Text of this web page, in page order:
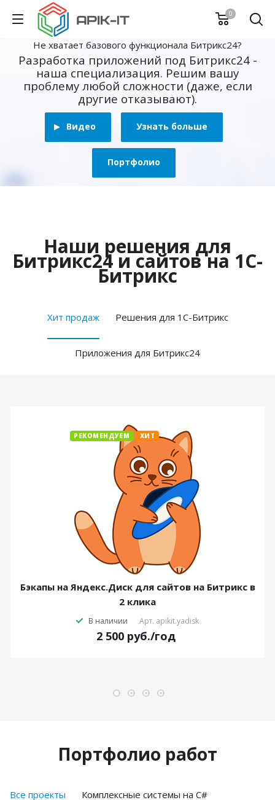
0
Не хватает базового функционала Битрикс24?
Разработка приложений под Битрикс24 -
наша специализация. Решим вашу
проблему любой сложности (даже, если
другие отказывают).
Видео Узнать больше
Портфолио
Наши решения для
Битрикс24 и сайтов на 1С-
Битрикс
Хит продаж Решения для 1С-Битрикс
Приложения для Битрикс24
РЕКОМЕНДУЕМ ХИТ
Бэкапы на Яндекс.Диск для сайтов на Битрикс в
2 клика
В наличии Арт. apikit.yadisk
2 500 руб./год
Портфолио работ
Все проекты Комплексные системы на C#